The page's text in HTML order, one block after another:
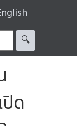
🔍︎
ด